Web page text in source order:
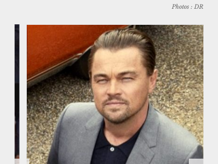
Photos : DR